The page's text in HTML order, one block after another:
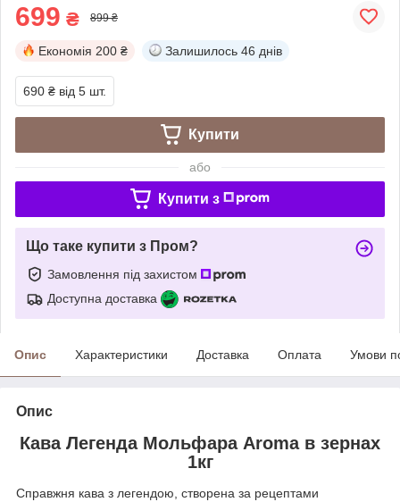
699 ₴ 899 ₴
Економія 200 ₴ Залишилось 46 днів
690 ₴ від 5 шт.
Купити
або
Купити з
Що таке купити з Пром?
Замовлення під захистом
Доступна доставка
Опис Характеристики Доставка Оплата Умови
Опис
Кава Легенда Мольфара Aroma в зернах
1кг
Справжня кава з легендою, створена за рецептами